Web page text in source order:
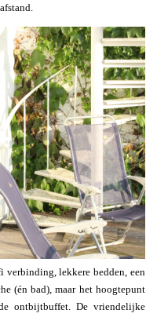
lekkere bedden, een
(én bad), maar het hoogtepunt
ontbijtbuffet. De vriendelijke